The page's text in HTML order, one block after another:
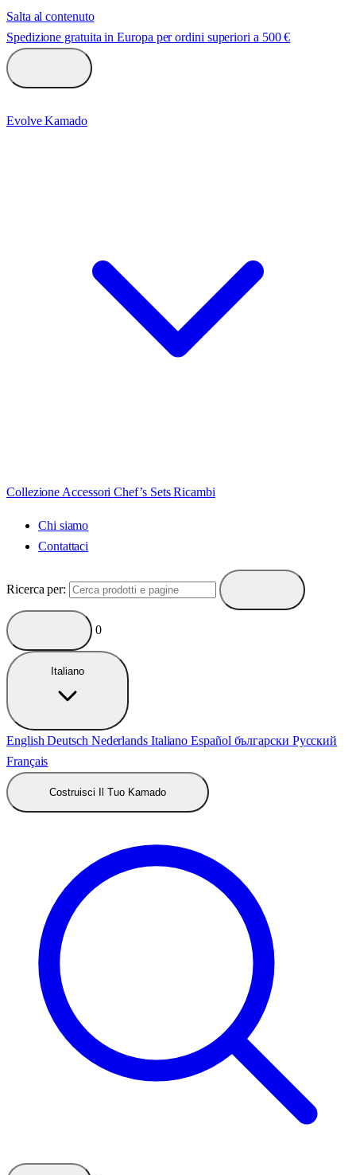
Salta al contenuto
Spedizione gratuita in Europa per ordini superiori a 500 €
Evolve Kamado
Collezione AccessoriChef’s SetsRicambi
Chi siamo
Contattaci
Ricerca per:
0
Italiano
EnglishDeutsch Nederlands ItalianoEspañol български Русский
Français
Costruisci Il Tuo Kamado